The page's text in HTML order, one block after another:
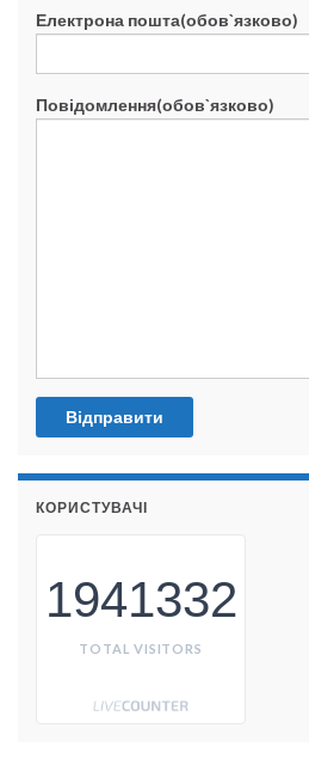
Електрона пошта(обов`язково)
Повідомлення(обов`язково)
КОРИСТУВАЧІ
1941332
TOTAL VISITORS